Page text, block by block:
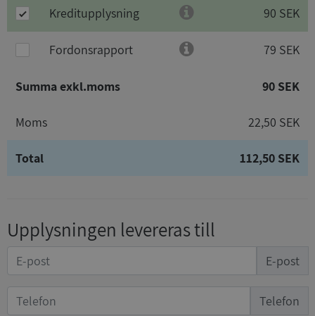
Kreditupplysning 90 SEK
Fordonsrapport 79 SEK
Summa exkl.moms 90 SEK
Moms 22,50 SEK
Total 112,50 SEK
Upplysningen levereras till
E-post
Telefon